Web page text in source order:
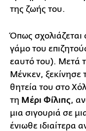
της ζωής του.
Όπως σχολιάζεται
γάμο του
εαυτό του). Μετά
Μένκεν, ξεκίνησε
θητεία του στο
τη Μέρι Φίλιπς,
μια σιγουριά σε
ένιωθε ιδιαίτερα